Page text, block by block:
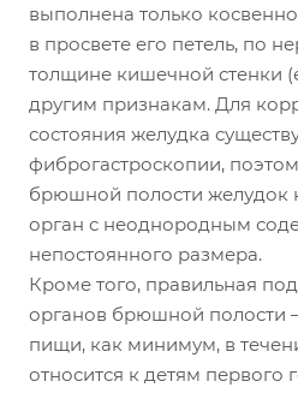
выполнена только
в просвете его петель, по
толщине кишечной стенки
другим признакам. Для
состояния желудка
фиброгастроскопии,
брюшной полости желудок
орган с неоднородным
непостоянного размера.
Кроме того, правильная
органов брюшной полости
пищи, как минимум, в
относится к детям первого